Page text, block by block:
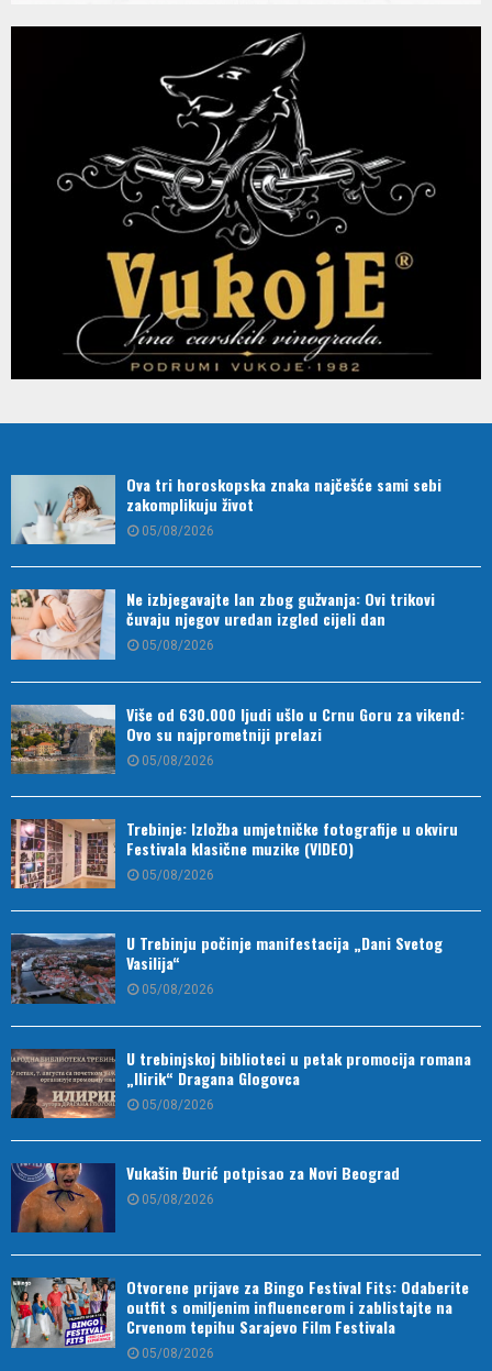
Ova tri horoskopska znaka najčešće sami sebi
zakomplikuju život
05/08/2026
Ne izbjegavajte lan zbog gužvanja: Ovi trikovi
čuvaju njegov uredan izgled cijeli dan
05/08/2026
Više od 630.000 ljudi ušlo u Crnu Goru za vikend:
Ovo su najprometniji prelazi
05/08/2026
Trebinje: Izložba umjetničke fotografije u okviru
Festivala klasične muzike (VIDEO)
05/08/2026
U Trebinju počinje manifestacija „Dani Svetog
Vasilija“
05/08/2026
U trebinjskoj biblioteci u petak promocija romana
„Ilirik“ Dragana Glogovca
05/08/2026
Vukašin Đurić potpisao za Novi Beograd
05/08/2026
Otvorene prijave za Bingo Festival Fits: Odaberite
outfit s omiljenim influencerom i zablistajte na
Crvenom tepihu Sarajevo Film Festivala
05/08/2026